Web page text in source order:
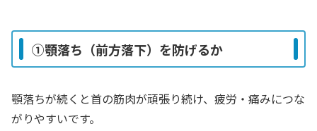
①顎落ち（前方落下）を防げるか
顎落ちが続くと首の筋肉が頑張り続け、疲労・痛みにつな
がりやすいです。